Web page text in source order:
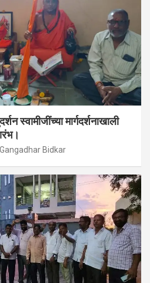
स्वामीजींच्या मार्गदर्शनाखाली
Bidkar